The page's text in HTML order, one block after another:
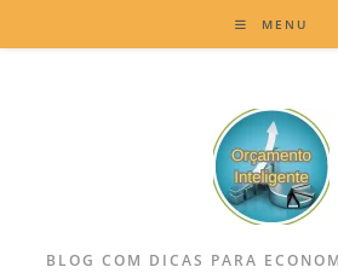
MENU
BLOG COM DICAS PARA